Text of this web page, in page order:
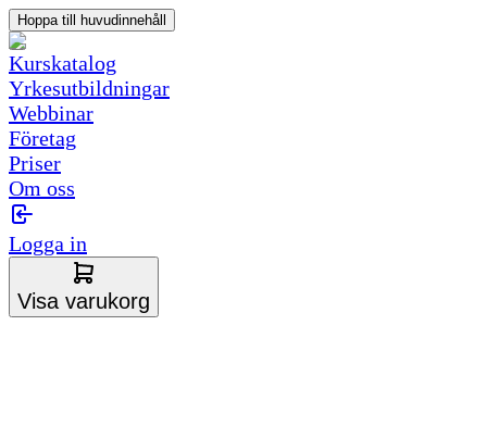
Hoppa till huvudinnehåll
Kurskatalog
Yrkesutbildningar
Webbinar
Företag
Priser
Om oss
Logga in
Visa varukorg